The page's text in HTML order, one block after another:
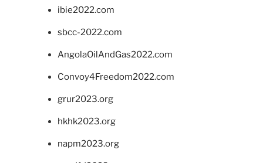
ibie2022.com
sbcc-2022.com
AngolaOilAndGas2022.com
Convoy4Freedom2022.com
grur2023.org
hkhk2023.org
napm2023.org